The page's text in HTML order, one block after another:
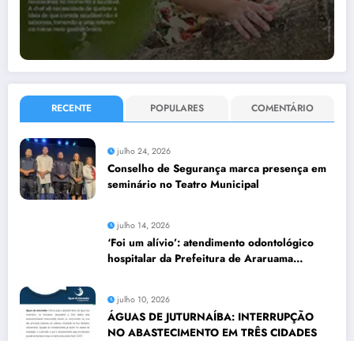
RECENTE POPULARES COMENTÁRIO
julho 24, 2026
Conselho de Segurança marca presença em
seminário no Teatro Municipal
julho 14, 2026
‘Foi um alívio’: atendimento odontológico
hospitalar da Prefeitura de Araruama
julho 10, 2026
ÁGUAS DE JUTURNAÍBA: INTERRUPÇÃO
NO ABASTECIMENTO EM TRÊS CIDADES